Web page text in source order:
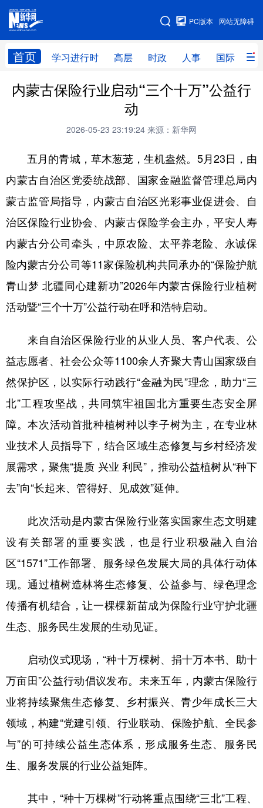
网站无障碍
PC版本
首页 学习进行时 高层 时政 人事 国际 财
网站地图
学习进行时 高层 时政 人事
全球连线
科技 科创 量子 体育
文化 书画 健康 军事
法律 中央文件 金融 汽车
食品 人居 信息化 数字经济
学术中国 乡村振兴 银龄 溯源中国
城市 旅游 能源
彩票 娱乐 时尚 悦读
公益 一带一路 亚太网 上市公司
文化产业
地方频道
辽宁 上海
山东 河南 湖北 湖南
四川 贵州 云南 西藏
陕西 甘肃 青海 宁夏
新疆 内蒙古 黑龙江
多语种频道
English Español Français عربى
Русский язык 日本語 한국어
Deutsch Português
内蒙古保险行业启动“三个十万”公益行
动
2026-05-23 23:19:24 来源：新华网
五月的青城，草木葱茏，生机盎然。 5月23日，由
内蒙古自治区党委统战部、国家金融监督管理总局内
蒙古监管局指导，内蒙古自治区光彩事业促进会、自
治区保险行业协会、内蒙古保险学会主办，平安人寿
内蒙古分公司牵头 ，中原农险、太平养老险、永诚保
险内蒙古分公司等11家保险机构共同承办的“保险护航
青山梦 北疆同心建新功”2026年内蒙古保险行业植树
活动暨“三个十万”公益行动在呼和浩特启动。
来自 自治区保险行业的从业人员、客户代表、公
益志愿者、社会公众等1100余人齐聚大青山国家级自
然保护区，以实际行动践行“金融为民”理念，助力“三
北”工程攻坚战，共同筑牢祖国北方重要生态安全屏
障。本次活动首批种植树种以李子树为主 ，在专业林
业技术人员指导下，结合区域生态修复与乡村经济发
展需求 ， 聚焦“提质 兴业 利民” ，推动公益植树从“种下
去”向“长起来、管得好、见成效”延伸。
此次活动是内蒙古保险行业落实国家生态文明建
设有关部署的重要实践，也是行业积极融入自治
区“1571”工作部署、服务绿色发展大局的具体行动体
现。通过植树造林将生态修复、公益参与、绿色理念
传播有机结合，让一棵棵新苗成为保险行业守护北疆
生态、服务民生发展的生动见证。
启动仪式现场，“种十万棵树、捐十万本书、助十
万亩田”公益行动倡议发布。未来五年，内蒙古保险行
业将持续聚焦生态修复、乡村振兴、青少年成长三大
领域，构建“党建引领、行业联动、保险护航、全民参
与”的可持续公益生态体系，形成服务生态、服务民
生、服务发展的行业公益矩阵。
其中， “种十万棵树”行动将重点围绕“三北”工程、